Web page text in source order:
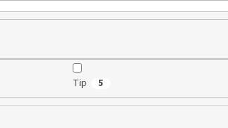
Tip 5